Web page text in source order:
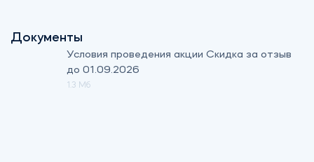
Документы
Условия проведения акции Скидка за отзыв
до 01.09.2026
1.3 Мб